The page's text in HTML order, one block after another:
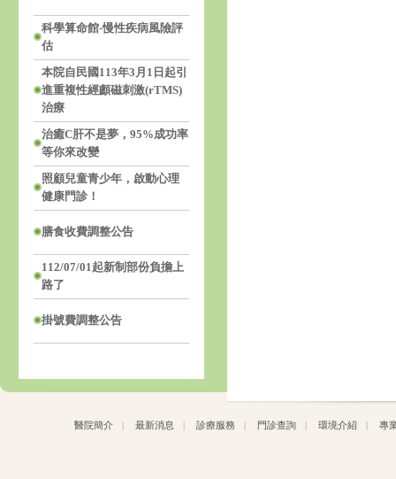
科學算命館-慢性疾病風險評
估
本院自民國113年3月1日起引
進重複性經顱磁刺激(rTMS)
治療
治癒C肝不是夢，95%成功率
等你來改變
照顧兒童青少年，啟動心理
健康門診！
膳食收費調整公告
112/07/01起新制部份負擔上
路了
掛號費調整公告
醫院簡介 | 最新消息 | 診療服務 | 門診查詢 | 環境介紹 | 專